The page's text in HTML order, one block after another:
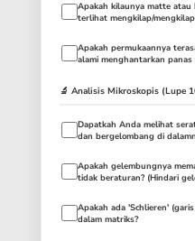
Apakah kilaunya matte atau
terlihat mengkilap/
Apakah permukaannya
alami menghantarkan
🔬 Analisis Mikroskopis (Lupe
Dapatkah Anda melihat
dan bergelombang di
Apakah gelembungnya
tidak beraturan? (Hindari
Apakah ada 'Schlieren'
dalam matriks?